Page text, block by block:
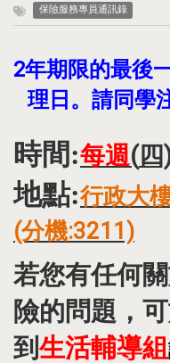
保險服務專員通訊錄
2年期限的最後
理日。請同學
時間:每週(四
地點:行政大
(分機:3211)
若您有任何
險的問題，
到生活輔導組